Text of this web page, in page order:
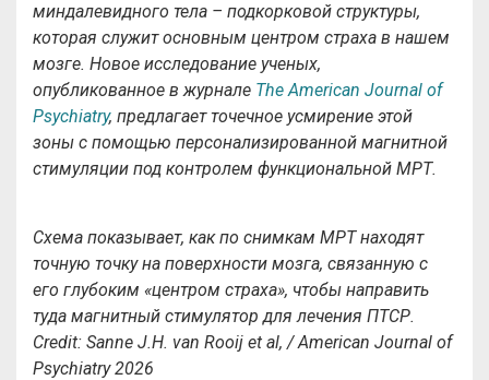
миндалевидного тела – подкорковой структуры,
которая служит основным центром страха в нашем
мозге. Новое исследование ученых,
опубликованное в журнале The American Journal of
Psychiatry, предлагает точечное усмирение этой
зоны с помощью персонализированной магнитной
стимуляции под контролем функциональной МРТ.
Схема показывает, как по снимкам МРТ находят
точную точку на поверхности мозга, связанную с
его глубоким «центром страха», чтобы направить
туда магнитный стимулятор для лечения ПТСР.
Credit: Sanne J.H. van Rooij et al, / American Journal of
Psychiatry 2026